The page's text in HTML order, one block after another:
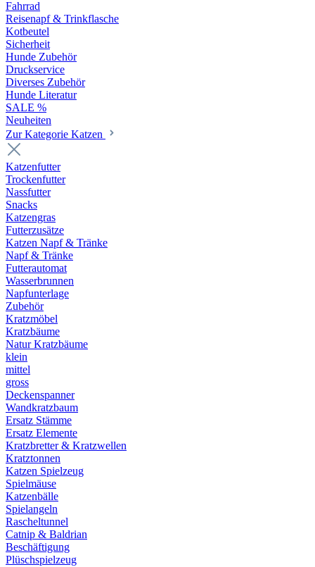
Fahrrad
Reisenapf & Trinkflasche
Kotbeutel
Sicherheit
Hunde Zubehör
Druckservice
Diverses Zubehör
Hunde Literatur
SALE %
Neuheiten
Zur Kategorie Katzen
Katzenfutter
Trockenfutter
Nassfutter
Snacks
Katzengras
Futterzusätze
Katzen Napf & Tränke
Napf & Tränke
Futterautomat
Wasserbrunnen
Napfunterlage
Zubehör
Kratzmöbel
Kratzbäume
Natur Kratzbäume
klein
mittel
gross
Deckenspanner
Wandkratzbaum
Ersatz Stämme
Ersatz Elemente
Kratzbretter & Kratzwellen
Kratztonnen
Katzen Spielzeug
Spielmäuse
Katzenbälle
Spielangeln
Rascheltunnel
Catnip & Baldrian
Beschäftigung
Plüschspielzeug